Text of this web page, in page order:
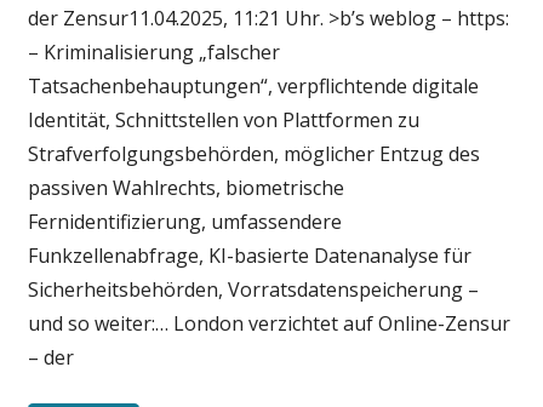
Wissenschaft
der Zensur11.04.2025, 11:21 Uhr. >b’s weblog – https:
– Kriminalisierung „falscher
Tatsachenbehauptungen“, verpflichtende digitale
Identität, Schnittstellen von Plattformen zu
Strafverfolgungsbehörden, möglicher Entzug des
passiven Wahlrechts, biometrische
Fernidentifizierung, umfassendere
Funkzellenabfrage, KI-basierte Datenanalyse für
Sicherheitsbehörden, Vorratsdatenspeicherung –
und so weiter:… London verzichtet auf Online-Zensur
– der